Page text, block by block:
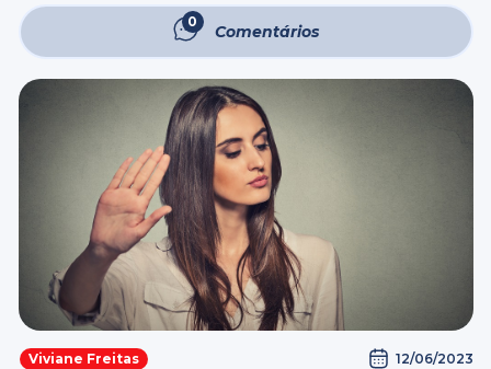
0 Comentários
Viviane Freitas 12/06/2023